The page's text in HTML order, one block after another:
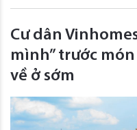
Cư dân
mình” trước
về ở sớm